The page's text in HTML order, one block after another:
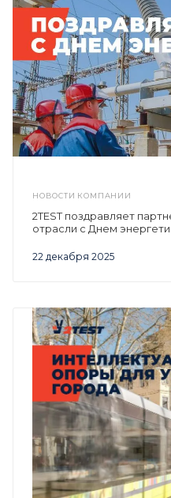
НОВОСТИ КОМПАНИИ
22 декабря 2025
2TEST поздравляет
отрасли с Днем